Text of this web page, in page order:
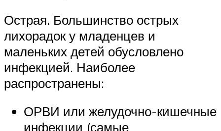
Острая. Большинство острых
лихорадок у младенцев и
маленьких детей обусловлено
инфекцией. Наиболее
распространены:
ОРВИ или желудочно-кишечные
инфекции (самые